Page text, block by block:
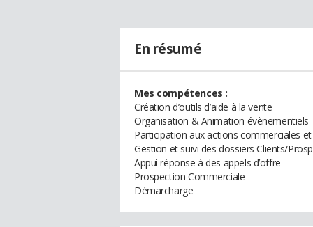
En résumé
Mes compétences :
Création d’outils d’aide à la vente
Organisation & Animation évènementiels
Participation aux actions commerciales
Gestion et suivi des dossiers Clients/
Appui réponse à des appels d’offre
Prospection Commerciale
Démarcharge